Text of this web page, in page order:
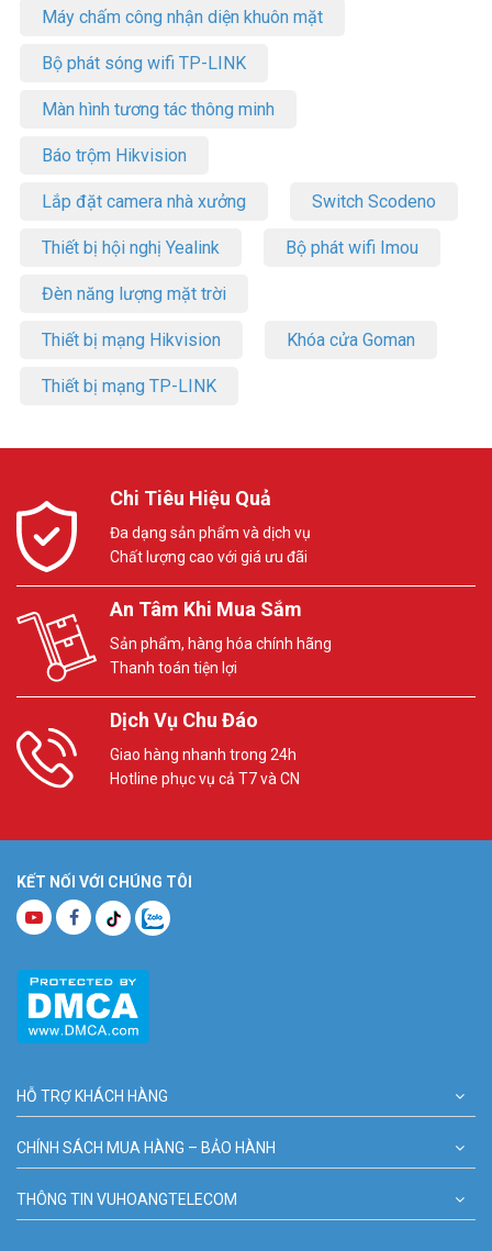
Máy chấm công nhận diện khuôn mặt
Bộ phát sóng wifi TP-LINK
Màn hình tương tác thông minh
Báo trộm Hikvision
Lắp đặt camera nhà xưởng Switch Scodeno
Thiết bị hội nghị Yealink Bộ phát wifi Imou
Đèn năng lượng mặt trời
Thiết bị mạng Hikvision Khóa cửa Goman
Thiết bị mạng TP-LINK
Chi Tiêu Hiệu Quả
Đa dạng sản phẩm và dịch vụ
Chất lượng cao với giá ưu đãi
An Tâm Khi Mua Sắm
Sản phẩm, hàng hóa chính hãng
Thanh toán tiện lợi
Dịch Vụ Chu Đáo
Giao hàng nhanh trong 24h
Hotline phục vụ cả T7 và CN
KẾT NỐI VỚI CHÚNG TÔI
HỖ TRỢ KHÁCH HÀNG
CHÍNH SÁCH MUA HÀNG – BẢO HÀNH
THÔNG TIN VUHOANGTELECOM